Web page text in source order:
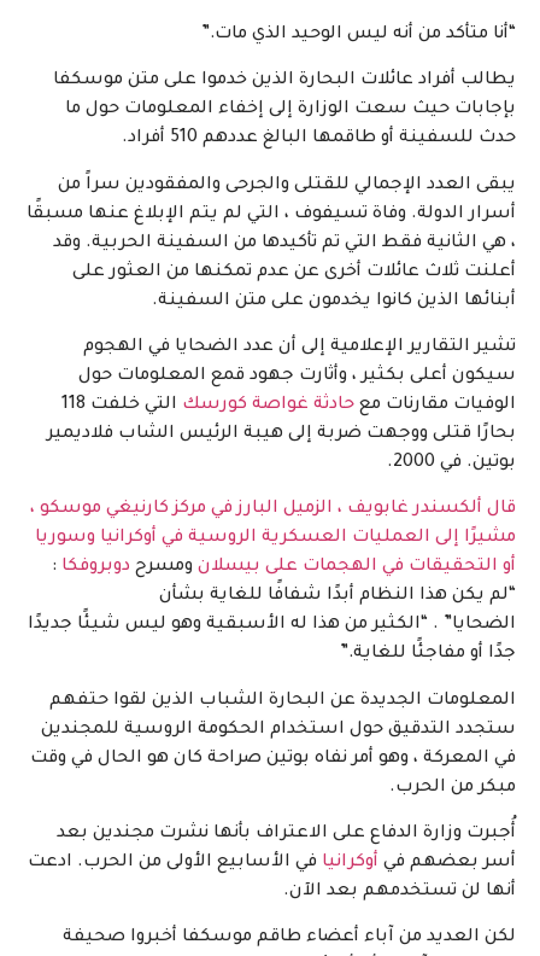
“أنا متأكد من أنه ليس الوحيد الذي مات.”
يطالب أفراد عائلات البحارة الذين خدموا على متن موسكفا
بإجابات حيث سعت الوزارة إلى إخفاء المعلومات حول ما
حدث للسفينة أو طاقمها البالغ عددهم 510 أفراد.
يبقى العدد الإجمالي للقتلى والجرحى والمفقودين سراً من
أسرار الدولة. وفاة تسيفوف ، التي لم يتم الإبلاغ عنها مسبقًا
، هي الثانية فقط التي تم تأكيدها من السفينة الحربية. وقد
أعلنت ثلاث عائلات أخرى عن عدم تمكنها من العثور على
أبنائها الذين كانوا يخدمون على متن السفينة.
تشير التقارير الإعلامية إلى أن عدد الضحايا في الهجوم
سيكون أعلى بكثير ، وأثارت جهود قمع المعلومات حول
الوفيات مقارنات مع حادثة غواصة كورسك
التي خلفت 118
بحارًا قتلى ووجهت ضربة إلى هيبة الرئيس الشاب فلاديمير
بوتين. في 2000.
قال ألكسندر غابويف ، الزميل البارز في مركز كارنيغي موسكو ،
مشيرًا إلى العمليات العسكرية الروسية في أوكرانيا وسوريا
أو التحقيقات في الهجمات على بيسلان ومسرح دوبروفكا :
“لم يكن هذا النظام أبدًا شفافًا للغاية بشأن
الضحايا” . “الكثير من هذا له الأسبقية وهو ليس شيئًا جديدًا
جدًا أو مفاجئًا للغاية.”
المعلومات الجديدة عن البحارة الشباب الذين لقوا حتفهم
ستجدد التدقيق حول استخدام الحكومة الروسية للمجندين
في المعركة ، وهو أمر نفاه بوتين صراحة كان هو الحال في وقت
مبكر من الحرب.
أُجبرت وزارة الدفاع على الاعتراف بأنها نشرت مجندين بعد
أسر بعضهم في أوكرانيا في الأسابيع الأولى من الحرب. ادعت
أنها لن تستخدمهم بعد الآن.
لكن العديد من آباء أعضاء طاقم موسكفا أخبروا صحيفة